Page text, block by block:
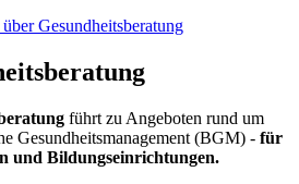
Gesundheitsberatung
führt zu Angeboten rund um
Gesundheitsmanagement (BGM) - für
und Bildungseinrichtungen.